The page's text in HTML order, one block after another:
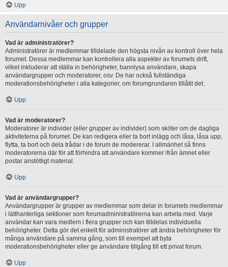
Upp
Användarnivåer och grupper
Vad är administratörer?
Administratörer är medlemmar tilldelade den högsta nivån av kontroll över hela
forumet. Dessa medlemmar kan kontrollera alla aspekter av forumets drift,
vilket inkluderar att ställa in behörigheter, bannlysa användare, skapa
användargrupper och moderatorer, osv. De har också fullständiga
moderationsbehörigheter i alla kategorier, om forumgrundaren tillåtit det.
Upp
Vad är moderatorer?
Moderatorer är individer (eller grupper av individer) som sköter om de dagliga
aktiviteterna på forumet. De kan redigera eller ta bort inlägg och låsa, låsa upp,
flytta, ta bort och dela trådar i de forum de modererar. I allmänhet så finns
moderatorerna där för att förhindra att användare kommer ifrån ämnet eller
postar anstötligt material.
Upp
Vad är användargrupper?
Användargrupper är grupper av medlemmar som delar in forumets medlemmar
i lätthanterliga sektioner som forumadministratörerna kan arbeta med. Varje
användar kan vara medlem i flera grupper och kan tilldelas individuella
behörigheter. Detta gör det enkelt för administratörer att ändra behörigheter för
många användare på samma gång, som till exempel att byta
moderationsbehörigheter eller ge användare tillgång till ett privat forum.
Upp